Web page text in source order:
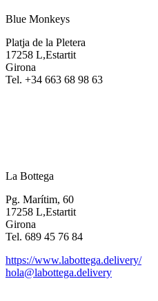
Blue Monkeys
Platja de la Pletera
17258 L,Estartit
Girona
Tel. +34 663 68 98 63
La Bottega
Pg. Marítim, 60
17258 L,Estartit
Girona
Tel. 689 45 76 84
https://www.labottega.delivery/
hola@labottega.delivery